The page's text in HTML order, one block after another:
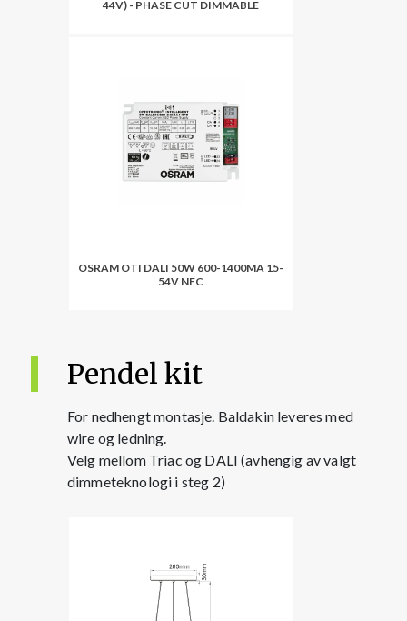
44V) - PHASE CUT DIMMABLE
OSRAM OTI DALI 50W 600-1400MA 15-
54V NFC
Pendel kit
For nedhengt montasje. Baldakin leveres med
wire og ledning.
Velg mellom Triac og DALI (avhengig av valgt
dimmeteknologi i steg 2)